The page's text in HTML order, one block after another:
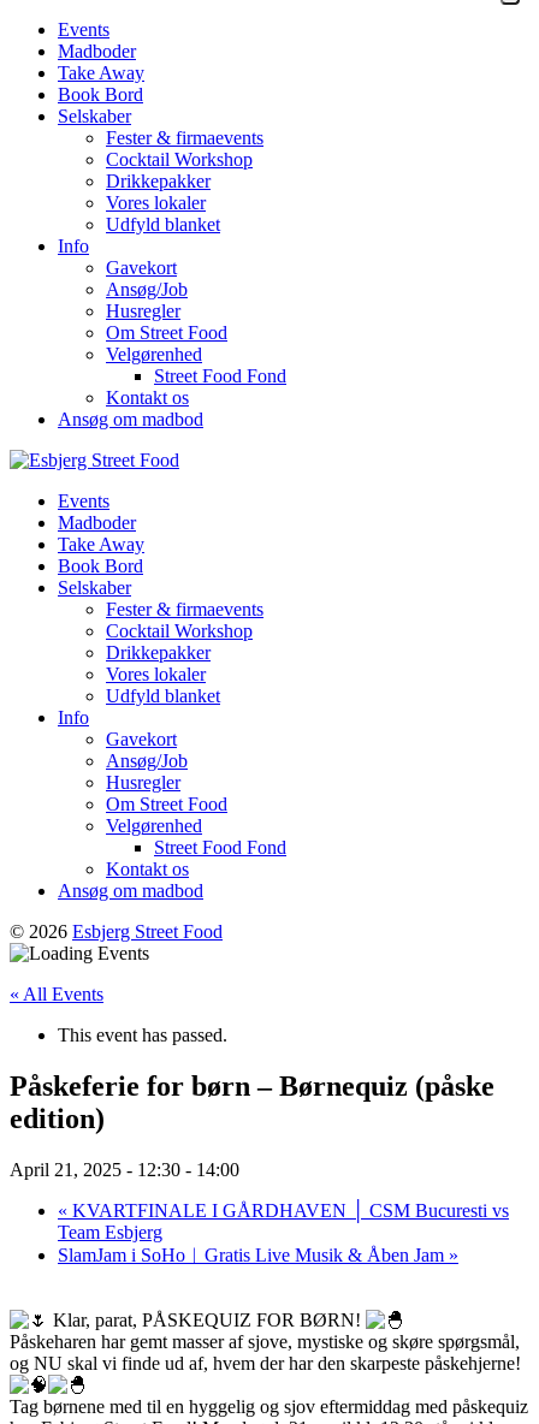
Events
Madboder
Take Away
Book Bord
Selskaber
Fester & firmaevents
Cocktail Workshop
Drikkepakker
Vores lokaler
Udfyld blanket
Info
Gavekort
Ansøg/Job
Husregler
Om Street Food
Velgørenhed
Street Food Fond
Kontakt os
Ansøg om madbod
Events
Madboder
Take Away
Book Bord
Selskaber
Fester & firmaevents
Cocktail Workshop
Drikkepakker
Vores lokaler
Udfyld blanket
Info
Gavekort
Ansøg/Job
Husregler
Om Street Food
Velgørenhed
Street Food Fond
Kontakt os
Ansøg om madbod
© 2026 Esbjerg Street Food
« All Events
This event has passed.
Påskeferie for børn – Børnequiz (påske
edition)
April 21, 2025 - 12:30 - 14:00
« KVARTFINALE I GÅRDHAVEN │ CSM Bucuresti vs
Team Esbjerg
SlamJam i SoHo︱Gratis Live Musik & Åben Jam »
Klar, parat, PÅSKEQUIZ FOR BØRN!
Påskeharen har gemt masser af sjove, mystiske og skøre spørgsmål,
og NU skal vi finde ud af, hvem der har den skarpeste påskehjerne!
Tag børnene med til en hyggelig og sjov eftermiddag med påskequiz